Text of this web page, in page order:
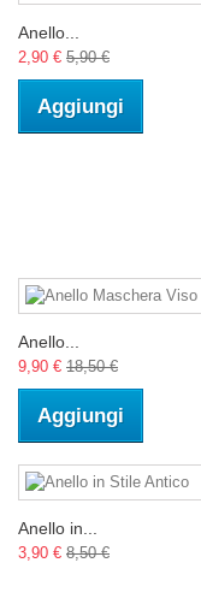
Anello...
2,90 € 5,90 €
Aggiungi
Anello...
9,90 € 18,50 €
Aggiungi
Anello in...
3,90 € 8,50 €